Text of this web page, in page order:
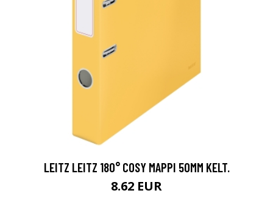
LEITZ LEITZ 180° COSY MAPPI 50MM KELT.
8.62 EUR